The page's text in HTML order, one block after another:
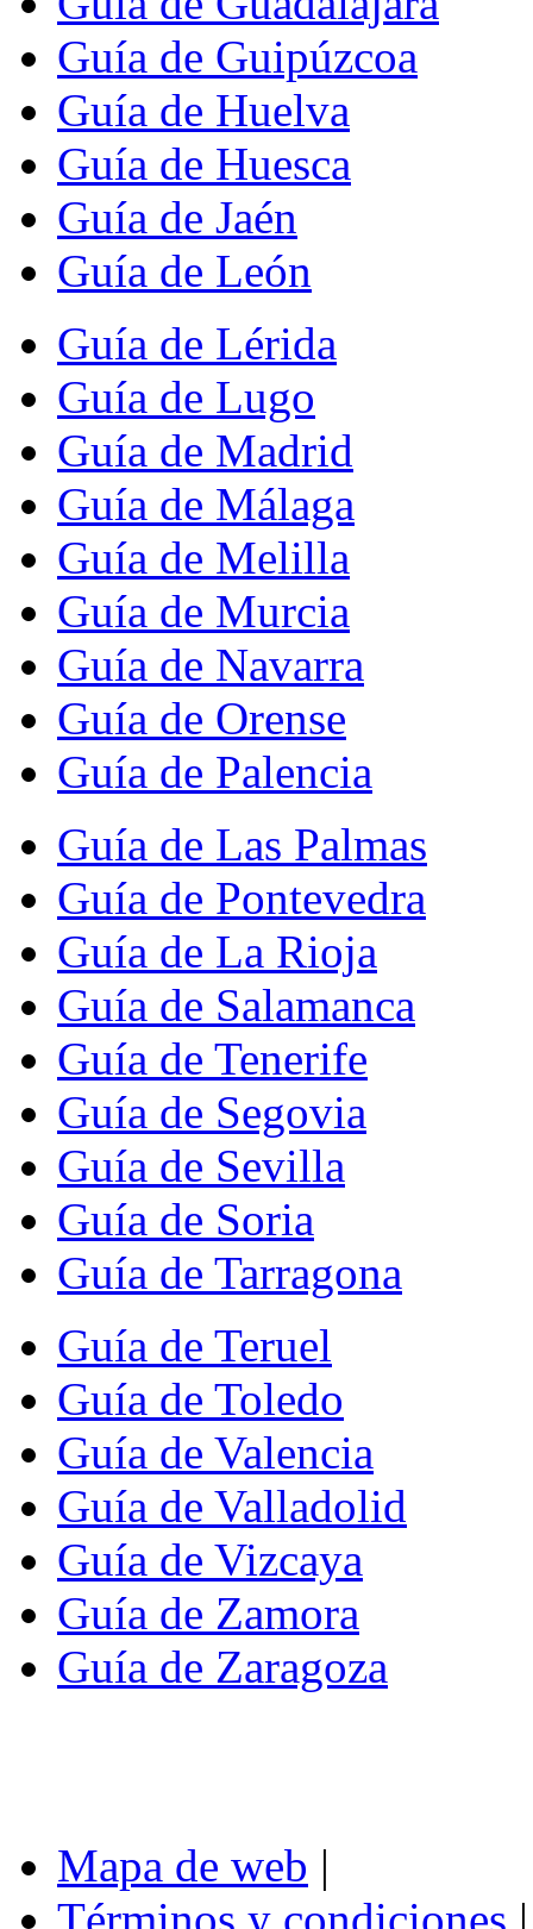
Guía de Guipúzcoa
Guía de Huelva
Guía de Huesca
Guía de Jaén
Guía de León
Guía de Lérida
Guía de Lugo
Guía de Madrid
Guía de Málaga
Guía de Melilla
Guía de Murcia
Guía de Navarra
Guía de Orense
Guía de Palencia
Guía de Las Palmas
Guía de Pontevedra
Guía de La Rioja
Guía de Salamanca
Guía de Tenerife
Guía de Segovia
Guía de Sevilla
Guía de Soria
Guía de Tarragona
Guía de Teruel
Guía de Toledo
Guía de Valencia
Guía de Valladolid
Guía de Vizcaya
Guía de Zamora
Guía de Zaragoza
Mapa de web |
Términos y condiciones |